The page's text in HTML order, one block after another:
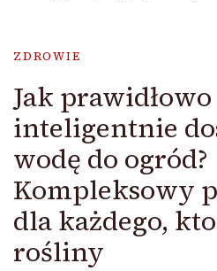
ZDROWIE
Jak prawidłowo
inteligentnie
wodę do ogród?
Kompleksowy
dla każdego,
rośliny